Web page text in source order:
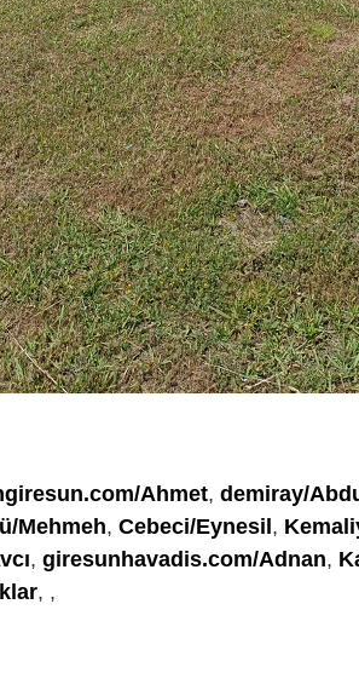
Ahmet, demiray/
Mehmeh, Cebeci/Eynesil,
, giresunhavadis.com/Adnan,
, ,